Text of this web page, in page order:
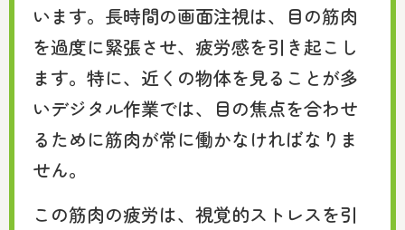
います。長時間の画面注視は、目の筋肉
を過度に緊張させ、疲労感を引き起こし
ます。特に、近くの物体を見ることが多
いデジタル作業では、目の焦点を合わせ
るために筋肉が常に働かなければなりま
せん。
この筋肉の疲労は、視覚的ストレスを引